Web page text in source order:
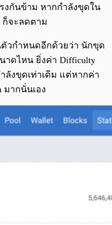
งกันข้าม หากกำลังขุดใน
ก็จะลดตาม
วกำหนดอีกด้วยว่า นักขุด
าดไหน ยิ่งค่า Difficulty
ลังขุดเท่าเดิม แต่หากค่า
มากนั่นเอง